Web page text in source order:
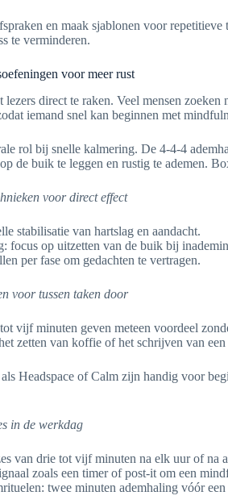
en maak sjablonen voor
te verminderen.
voor meer rust
direct te raken. Veel mensen
iemand snel kan beginnen met
rol bij snelle kalmering. De 4-4-4
de buik te leggen en rustig te ademen.
voor direct effect
stabilisatie van hartslag en aandacht.
focus op uitzetten van de buik bij
per fase om gedachten te vertragen.
voor tussen taken door
vijf minuten geven meteen voordeel
zetten van koffie of het schrijven van
Headspace of Calm zijn handig voor
in de werkdag
van drie tot vijf minuten na elk uur of na
zoals een timer of post-it om een
twee minuten ademhaling vóór